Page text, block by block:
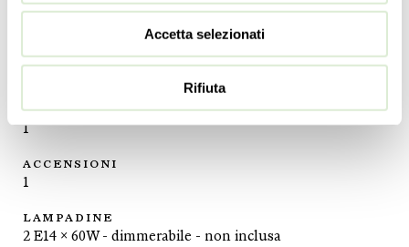
Accetta selezionati
Rifiuta
4kg
PIANI DI LUCI
1
ACCENSIONI
1
LAMPADINE
2 E14 x 60W - dimmerabile - non inclusa